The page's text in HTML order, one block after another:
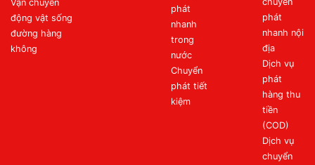
Vận chuyển
động vật sống
đường hàng
không
phát
nhanh
trong
nước
Chuyển
phát tiết
kiệm
phát
nhanh nội
địa
Dịch vụ
phát
hàng thu
tiền
(COD)
Dịch vụ
chuyển